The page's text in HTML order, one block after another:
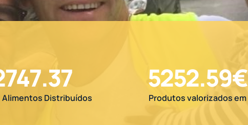
Alimentos Distribuídos Produtos valorizados em
5266.73€